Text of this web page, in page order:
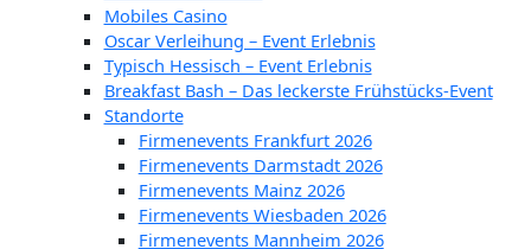
Mobiles Casino
Oscar Verleihung – Event Erlebnis
Typisch Hessisch – Event Erlebnis
Breakfast Bash – Das leckerste Frühstücks-Event
Standorte
Firmenevents Frankfurt 2026
Firmenevents Darmstadt 2026
Firmenevents Mainz 2026
Firmenevents Wiesbaden 2026
Firmenevents Mannheim 2026